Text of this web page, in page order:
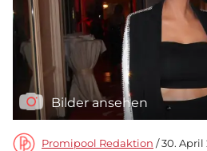
Bilder ansehen
Promipool Redaktion / 30. April